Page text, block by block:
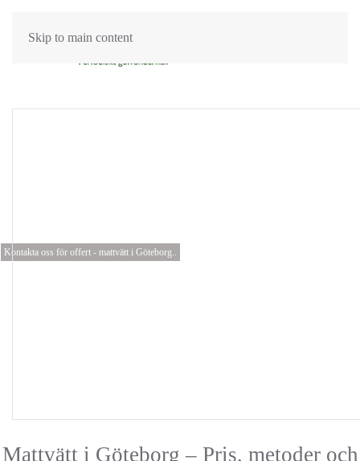
Skip to main content
Kontakta oss för offert - mattvätt i Göteborg..
Mattvätt i Göteborg – Pris, metoder och